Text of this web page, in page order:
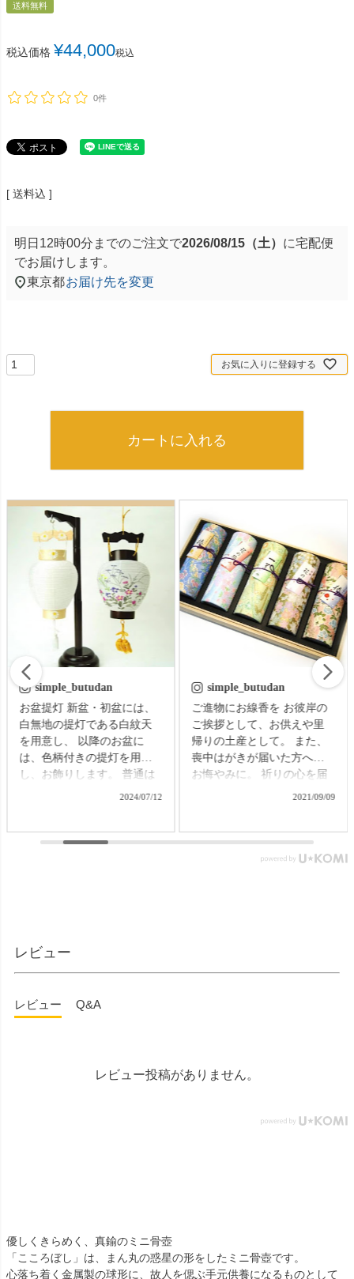
送料無料
税込価格 ¥44,000税込
0件
送料込
明日 12時00分 までのご注文で2026/08/15（土） に宅配便
でお届けします。
東京都お届け先を変更
お気に入りに登録する
カートに入れる
simple_butudan
お盆提灯 新盆・初盆には、
白無地の提灯である白紋天
を用意し、 以降のお盆に
は、色柄付きの提灯を用意
し、お飾りします。 普通は
それぞれの提灯を別に準備
そんなお困りごとにお応え
@simple_butudan ■メモリア
ルギャラリー国分寺店 東京
ール国分寺ビル ■メモリアル
数珠 #念珠 #線香 #ローソク
2024/07/12
simple_butudan
ご進物にお線香を お彼岸の
ご挨拶として、お供えや里
帰りの土産として。 また、
喪中はがきが届いた方への
お悔やみに。 祈りの心を届
ける贈り物で、故人をしの
らべ 桜/一葉/紅梅/椿（甘・
優）5本入（桐箱） ▼メモリ
2021/09/09
レビュー
レビュー Q&A
レビュー投稿がありません。
優しくきらめく、真鍮のミニ骨壺
「こころぼし」は、まん丸の惑星の形をしたミニ骨壺です。
心落ち着く金属製の球形に、故人を偲ぶ手元供養になるものとして